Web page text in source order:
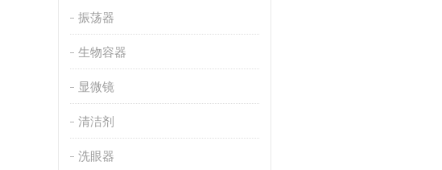
振荡器
生物容器
显微镜
清洁剂
洗眼器